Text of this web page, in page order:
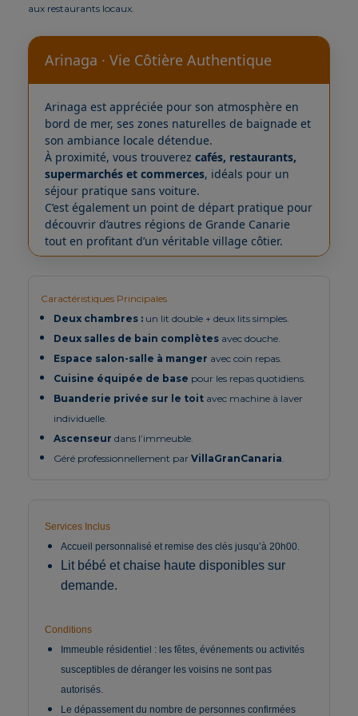
aux restaurants locaux.
Arinaga · Vie Côtière Authentique
Arinaga est appréciée pour son atmosphère en
bord de mer, ses zones naturelles de baignade et
son ambiance locale détendue.
À proximité, vous trouverezcafés, restaurants,
supermarchés et commerces, idéals pour un
séjour pratique sans voiture.
C’est également un point de départ pratique pour
découvrir d’autres régions de Grande Canarie
tout en profitant d’un véritable village côtier.
Caractéristiques Principales
Deux chambres : un lit double + deux lits simples.
Deux salles de bain complètes avec douche.
Espace salon-salle à manger avec coin repas.
Cuisine équipée de base pour les repas quotidiens.
Buanderie privée sur le toit avec machine à laver
individuelle.
Ascenseur dans l’immeuble.
Géré professionnellement parVillaGranCanaria.
Services Inclus
Accueil personnalisé et remise des clés jusqu’à 20h00.
Lit bébé et chaise haute disponibles sur
demande.
Conditions
Immeuble résidentiel : les fêtes, événements ou activités
susceptibles de déranger les voisins ne sont pas
autorisés.
Le dépassement du nombre de personnes confirmées